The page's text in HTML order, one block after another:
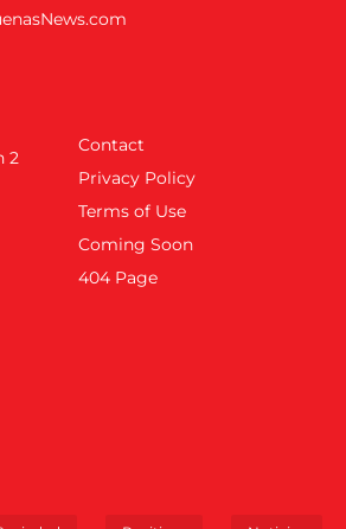
2
Contact
Privacy Policy
Terms of Use
Coming Soon
404 Page